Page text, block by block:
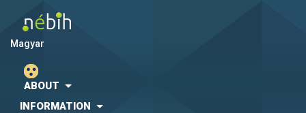
magyar
ABOUT
INFORMATION